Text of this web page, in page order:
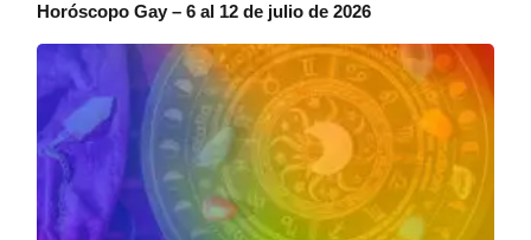
Horóscopo Gay – 6 al 12 de julio de 2026